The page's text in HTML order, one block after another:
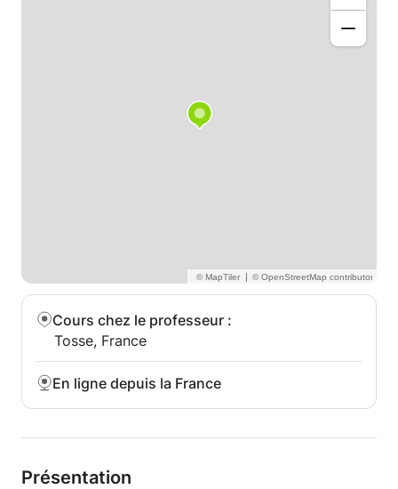
|
Cours chez le professeur :
Tosse, France
En ligne depuis la France
Présentation